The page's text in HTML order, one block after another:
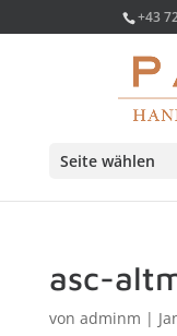
+43
Seite wählen
asc-
von adminm |